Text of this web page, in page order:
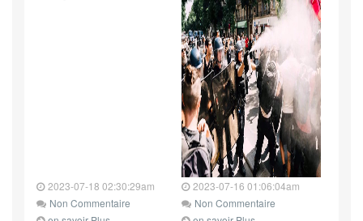
2023-07-18 02:30:29am
Non Commentaire
2023-07-16 01:06:04am
Non Commentaire